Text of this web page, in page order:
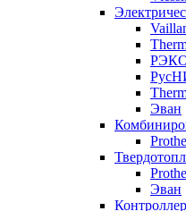
Эван
Эван